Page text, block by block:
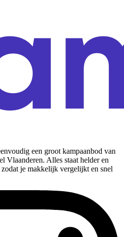
een groot kampaanbod van
Vlaanderen. Alles staat helder en
je makkelijk vergelijkt en snel